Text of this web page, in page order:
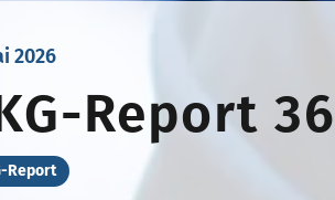
2026
Report
Report